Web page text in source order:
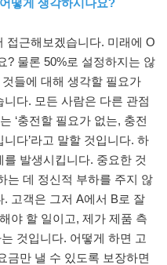
근해보겠습니다. 미래에 O
? 물론 50%로 설정하지는 않
들에 대해 생각할 필요가
다. 모든 사람은 다른 관점
‘충전할 필요가 없는, 충전
다’라고 말할 것입니다. 하
발생시킵니다. 중요한 것
는 데 정신적 부하를 주지 않
고객은 그저 A에서 B로 잘
야 할 일이고, 제가 제품 측
것입니다. 어떻게 하면 고
금만 낼 수 있도록 보장하면